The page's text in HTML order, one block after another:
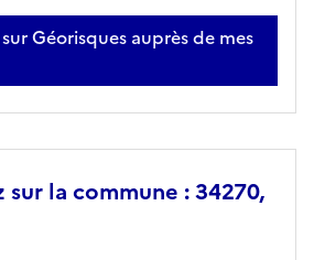
Géorisques auprès de mes
la commune : 34270,